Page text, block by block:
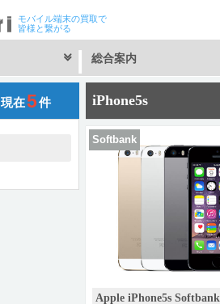
モバイル端末の買取で
皆様と繋がる
総合案内
現在5件 iPhone5s
Softbank
Apple iPhone5s Softbank